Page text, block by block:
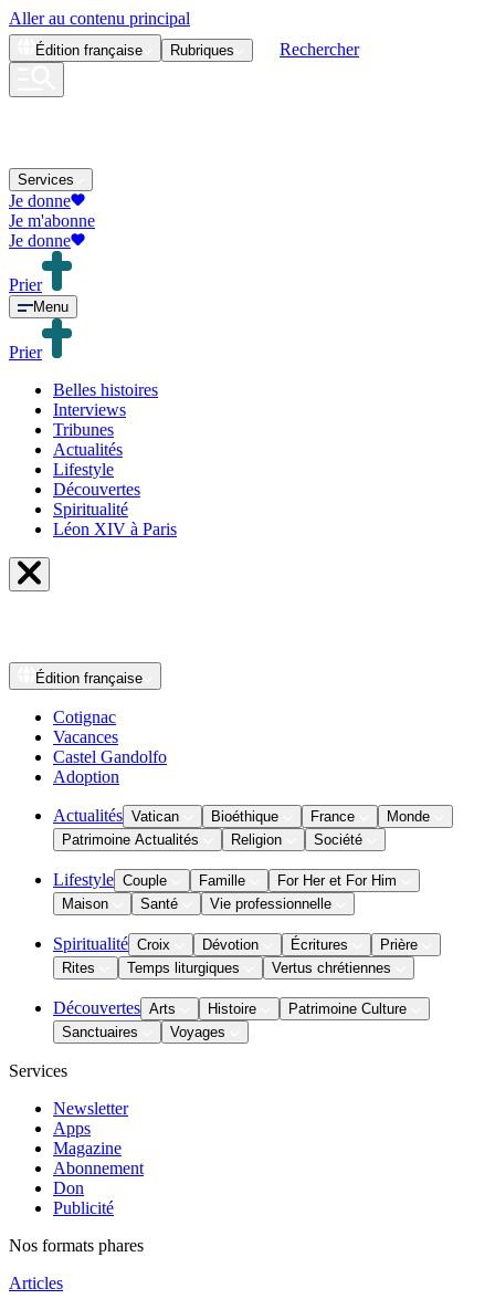
Aller au contenu principal
Édition française Rubriques Rechercher
Services
Je donne
Je m'abonne
Je donne
Prier
Menu
Prier
Belles histoires
Interviews
Tribunes
Actualités
Lifestyle
Découvertes
Spiritualité
Léon XIV à Paris
Édition française
Cotignac
Vacances
Castel Gandolfo
Adoption
Actualités Vatican Bioéthique France
Monde
Patrimoine Actualités
Religion Société
Lifestyle Couple Famille
For Her et For Him
Maison
Santé Vie professionnelle
Spiritualité Croix Dévotion Écritures
Prière
Rites
Temps liturgiques Vertus chrétiennes
Découvertes Arts Histoire
Patrimoine Culture
Sanctuaires
Voyages
Services
Newsletter
Apps
Magazine
Abonnement
Don
Publicité
Nos formats phares
Articles